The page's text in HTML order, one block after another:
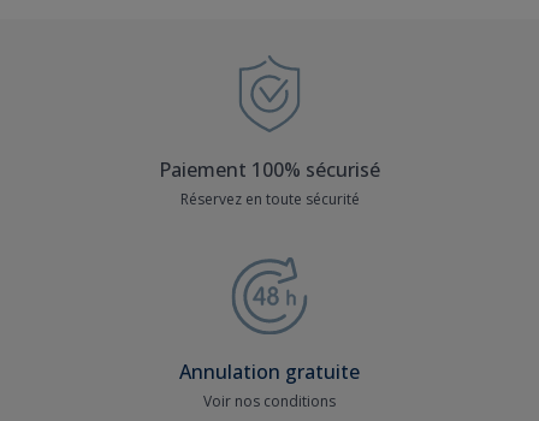
Paiement 100% sécurisé
Réservez en toute sécurité
Annulation gratuite
Voir nos conditions